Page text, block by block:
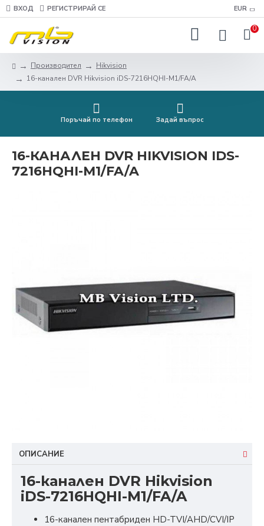
ВХОД РЕГИСТРИРАЙ СЕ EUR
0
Производител
Hikvision
16-канален DVR Hikvision iDS-7216HQHI-M1/FA/A
Поръчай по телефон Задай въпрос
16-КАНАЛЕН DVR HIKVISION IDS-
7216HQHI-M1/FA/A
ОПИСАНИЕ
16-канален DVR Hikvision
iDS-7216HQHI-M1/FA/A
16-канален пентабриден HD-TVI/AHD/CVI/IP